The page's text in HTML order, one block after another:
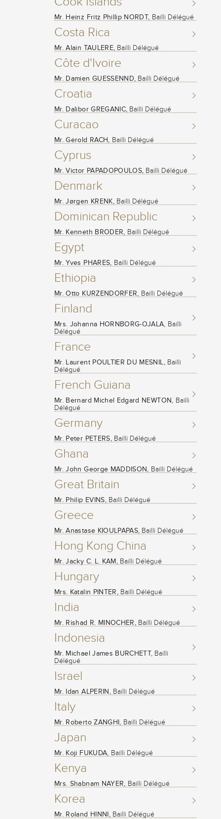
Mr. Heinz Fritz Phillip NORDT, Bailli Délégué
Costa Rica
Mr. Alain TAULERE, Bailli Délégué
Côte d'Ivoire
Mr. Damien GUESSENND, Bailli Délégué
Croatia
Mr. Dalibor GREGANIC, Bailli Délégué
Curacao
Mr. Gerold RACH, Bailli Délégué
Cyprus
Mr. Victor PAPADOPOULOS, Bailli Délégué
Denmark
Mr. Jørgen KRENK,Bailli Délégué
Dominican Republic
Mr. Kenneth BRODER, Bailli Délégué
Egypt
Mr. Yves PHARES, Bailli Délégué
Ethiopia
Mr. Otto KURZENDORFER, Bailli Délégué
Finland
Mrs. Johanna HORNBORG-OJALA, Bailli
Délégué
France
Mr. Laurent POULTIER DU MESNIL,Bailli
Délégué
French Guiana
Mr. Bernard Michel Edgard NEWTON, Bailli
Délégué
Germany
Mr. Peter PETERS,Bailli Délégué
Ghana
Mr. John George MADDISON, Bailli Délégué
Great Britain
Mr. Philip EVINS,Bailli Délégué
Greece
Mr. Anastase KIOULPAPAS, Bailli Délégué
Hong Kong China
Mr. Jacky C. L. KAM, Bailli Délégué
Hungary
Mrs. Katalin PINTER, Bailli Délégué
India
Mr. Rishad R. MINOCHER, Bailli Délégué
Indonesia
Mr. Michael James BURCHETT, Bailli
Délégué
Israel
Mr. Idan ALPERIN,Bailli Délégué
Italy
Mr. Roberto ZANGHI, Bailli Délégué
Japan
Mr. Koji FUKUDA, Bailli Délégué
Kenya
Mrs. Shabnam NAYER, Bailli Délégué
Korea
Mr. Roland HINNI,Bailli Délégué